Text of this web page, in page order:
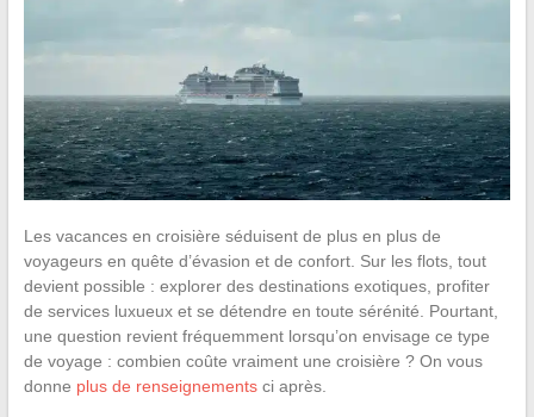
Les vacances en croisière séduisent de plus en plus de
voyageurs en quête d’évasion et de confort. Sur les flots, tout
devient possible : explorer des destinations exotiques, profiter
de services luxueux et se détendre en toute sérénité. Pourtant,
une question revient fréquemment lorsqu’on envisage ce type
de voyage : combien coûte vraiment une croisière ? On vous
donne plus de renseignementsci après.